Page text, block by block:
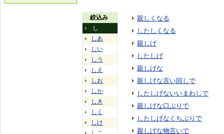
絞込み
し
しあ
しい
しう
しえ
しお
しか
しき
しく
しけ
親しくなる
したしくなる
親しげ
したしげ
親しげな
親しげな言い回しで
したしげないいまわしで
親しげな口ぶりで
したしげなくちぶりで
親しげな物言いで